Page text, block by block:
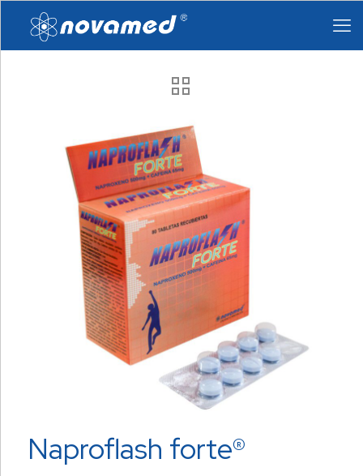
Naproflash forte®